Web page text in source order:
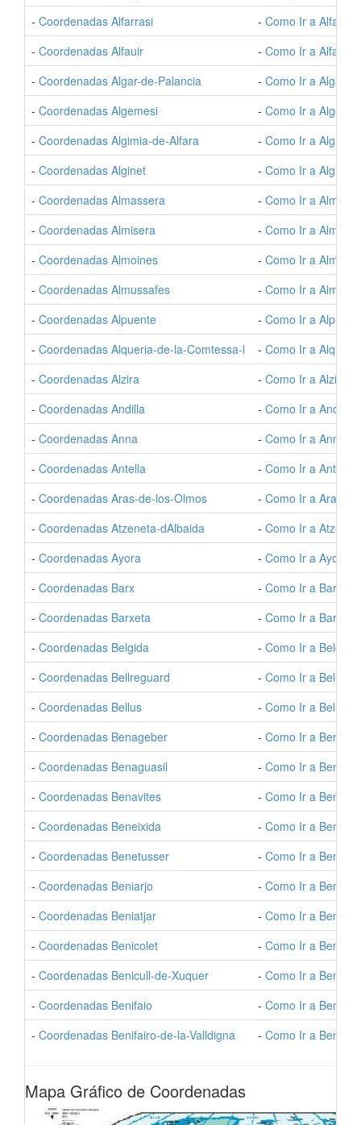
- Coordenadas Alfarrasi - Como Ir a Alfarrasi
- Coordenadas Alfauir - Como Ir a Alfauir
- Coordenadas Algar-de-Palancia - Como Ir a Algar-
- Coordenadas Algemesi - Como Ir a
- Coordenadas Algimia-de-Alfara - Como Ir a
- Coordenadas Alginet - Como Ir a Alginet
- Coordenadas Almassera - Como Ir a
- Coordenadas Almisera - Como Ir a
- Coordenadas Almoines - Como Ir a
- Coordenadas Almussafes - Como Ir a
- Coordenadas Alpuente - Como Ir a
- Coordenadas Alqueria-de-la-Comtessa-l - Como Ir a
- Coordenadas Alzira - Como Ir a Alzira
- Coordenadas Andilla - Como Ir a Andilla
- Coordenadas Anna - Como Ir a Anna
- Coordenadas Antella - Como Ir a Antella
- Coordenadas Aras-de-los-Olmos - Como Ir a Aras-
- Coordenadas Atzeneta-dAlbaida - Como Ir a
- Coordenadas Ayora - Como Ir a Ayora
- Coordenadas Barx - Como Ir a Barx
- Coordenadas Barxeta - Como Ir a Barxeta
- Coordenadas Belgida - Como Ir a Belgida
- Coordenadas Bellreguard - Como Ir a
- Coordenadas Bellus - Como Ir a Bellus
- Coordenadas Benageber - Como Ir a
- Coordenadas Benaguasil - Como Ir a
- Coordenadas Benavites - Como Ir a
- Coordenadas Beneixida - Como Ir a
- Coordenadas Benetusser - Como Ir a
- Coordenadas Beniarjo - Como Ir a Beniarjo
- Coordenadas Beniatjar - Como Ir a
- Coordenadas Benicolet - Como Ir a
- Coordenadas Benicull-de-Xuquer - Como Ir a
- Coordenadas Benifaio - Como Ir a Benifaio
- Coordenadas Benifairo-de-la-Valldigna - Como Ir a
Mapa Gráfico de Coordenadas